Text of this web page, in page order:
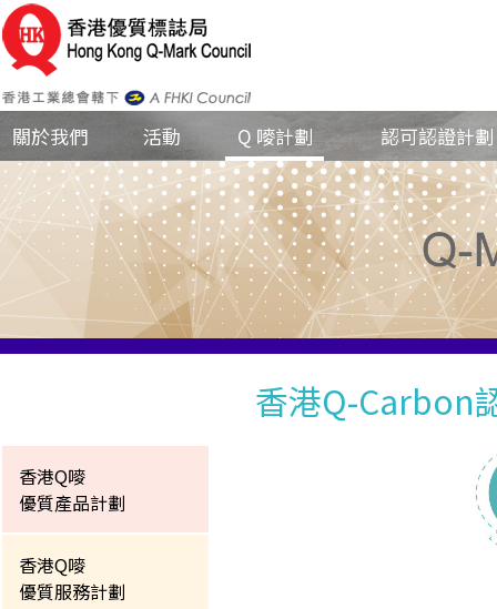
關於我們 活動 Q 嘜計劃 認可認證計劃
香港Q嘜
優質產品計劃
香港Q嘜
優質服務計劃
香港Q-Carbon